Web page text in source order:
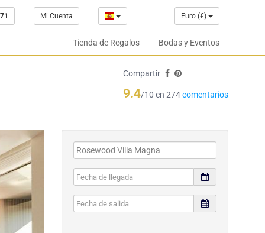
Mi Cuenta Euro (€)
Tienda de Regalos Bodas y Eventos
Compartir
9.4/10 en 274comentarios